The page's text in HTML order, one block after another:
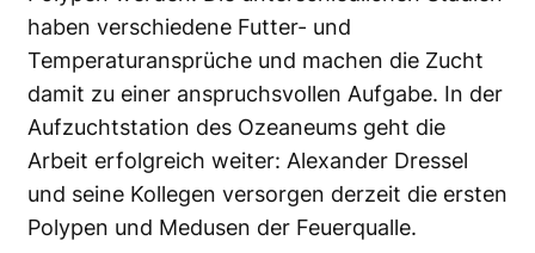
haben verschiedene Futter- und
Temperaturansprüche und machen die Zucht
damit zu einer anspruchsvollen Aufgabe. In der
Aufzuchtstation des Ozeaneums geht die
Arbeit erfolgreich weiter: Alexander Dressel
und seine Kollegen versorgen derzeit die ersten
Polypen und Medusen der Feuerqualle.